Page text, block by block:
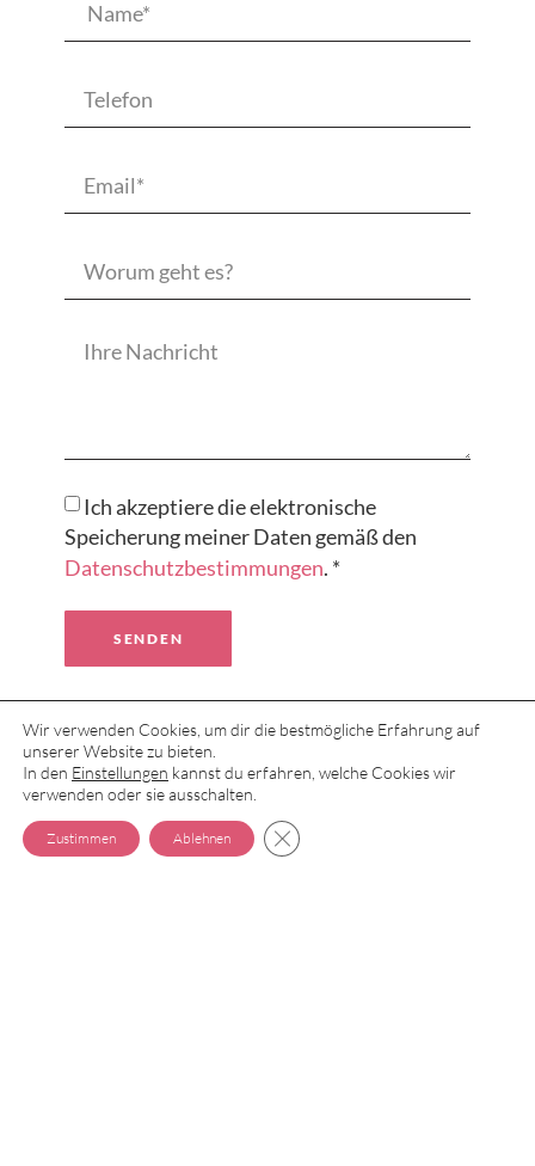
Ich akzeptiere die elektronische
Speicherung meiner Daten gemäß den
Datenschutzbestimmungen. *
SENDEN
Wir verwenden Cookies, um dir die bestmögliche Erfahrung auf
unserer Website zu bieten.
In den Einstellungen kannst du erfahren, welche Cookies wir
verwenden oder sie ausschalten.
Zustimmen Ablehnen GDPR COOKIE-BANNER